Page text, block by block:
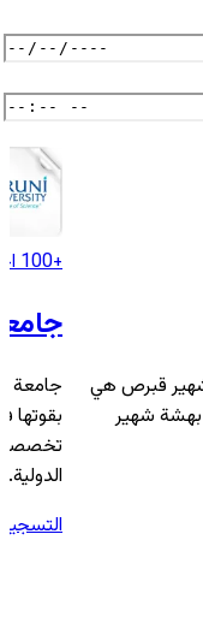
قبرص هي
بهشة شهير
+100 اختصاص
تخصصات
الدولية.